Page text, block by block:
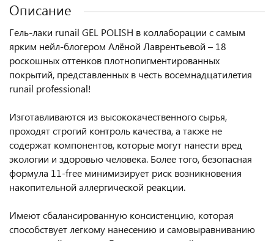
Описание
Гель-лаки runail GEL POLISH в коллаборации с самым
ярким нейл-блогером Алёной Лаврентьевой – 18
роскошных оттенков плотнопигментированных
покрытий, представленных в честь восемнадцатилетия
runail professional!
Изготавливаются из высококачественного сырья,
проходят строгий контроль качества, а также не
содержат компонентов, которые могут нанести вред
экологии и здоровью человека. Более того, безопасная
формула 11-free минимизирует риск возникновения
накопительной аллергической реакции.
Имеют сбалансированную консистенцию, которая
способствует легкому нанесению и самовыравниванию